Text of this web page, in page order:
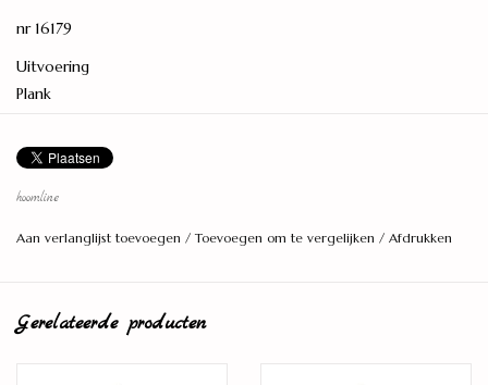
nr 16179
Uitvoering
Plank
Click
Breedte plank
Dikte
hoomline
Aan verlanglijst toevoegen /Toevoegen om te vergelijken / Afdrukken
Gerelateerde producten